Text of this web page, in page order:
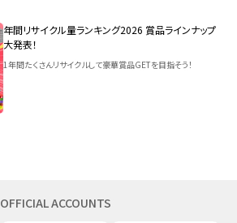
年間リサイクル量ランキング2026 賞品ラインナップ
大発表！
1年間たくさんリサイクルして豪華賞品GETを目指そう！
OFFICIAL ACCOUNTS